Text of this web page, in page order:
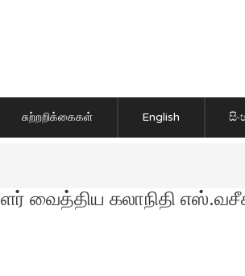
சுற்றறிக்கைகள் English
வைத்திய கலாநிதி